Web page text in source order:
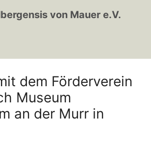
von Mauer e.V.
dem Förderverein
Museum
an der Murr in